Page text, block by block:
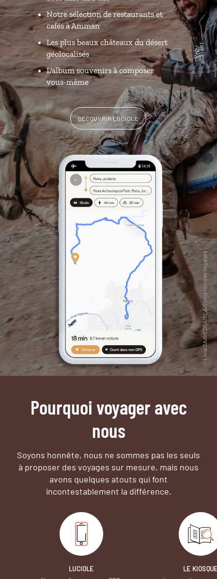
Notre sélection de restaurants et
cafés à Amman
Les plus beaux châteaux du désert
géolocalisés
L'album souvenirs à composer
vous-même
DÉCOUVRIR LUCIOLE
Pourquoi voyager avec
nous
Soyons honnête, nous ne sommes pas les seuls
à proposer des voyages sur mesure, mais nous
avons quelques atouts qui font
incontestablement la différence.
LUCIOLE
LE